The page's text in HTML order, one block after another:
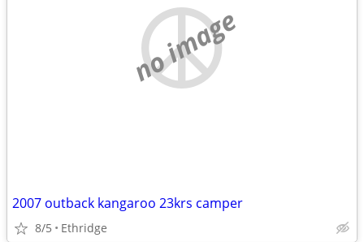
no image
2007 outback kangaroo 23krs camper
8/5 Ethridge